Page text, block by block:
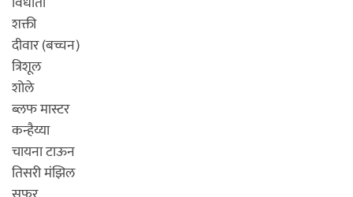
शक्ती
दीवार (बच्चन)
त्रिशूल
शोले
ब्लफ मास्टर
कन्हैय्या
चायना टाऊन
तिसरी मंझिल